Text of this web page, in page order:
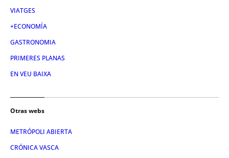
VIATGES
+ECONOMÍA
GASTRONOMIA
PRIMERES PLANAS
EN VEU BAIXA
Otras webs
METRÓPOLI ABIERTA
CRÓNICA VASCA